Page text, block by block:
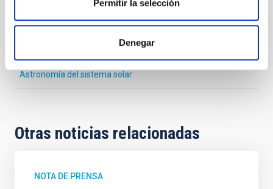
Permitir la selección
Denegar
Asteroides troyanos
Marte
Troyanos marcianos
Asteroides
Puntos lagrangianos
Pequeños cuerpos del sistema solar
Astronomía del sistema solar
Otras noticias relacionadas
NOTA DE PRENSA